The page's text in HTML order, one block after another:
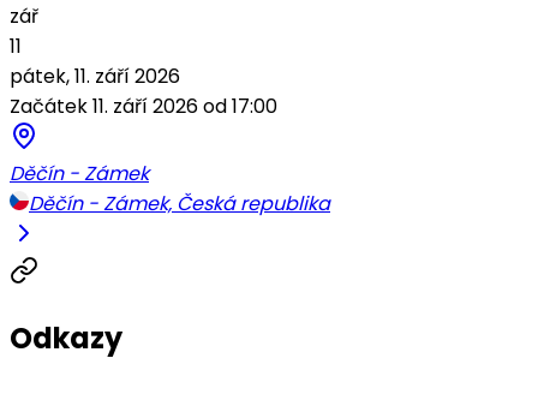
zář
11
pátek, 11. září 2026
Začátek 11. září 2026 od 17:00
Děčín - Zámek
Děčín - Zámek, Česká republika
Odkazy